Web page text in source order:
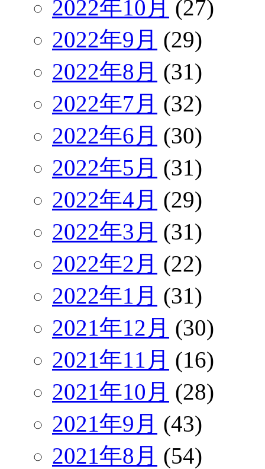
2022年10月 (27)
2022年9月 (29)
2022年8月 (31)
2022年7月 (32)
2022年6月 (30)
2022年5月 (31)
2022年4月 (29)
2022年3月 (31)
2022年2月 (22)
2022年1月 (31)
2021年12月 (30)
2021年11月 (16)
2021年10月 (28)
2021年9月 (43)
2021年8月 (54)